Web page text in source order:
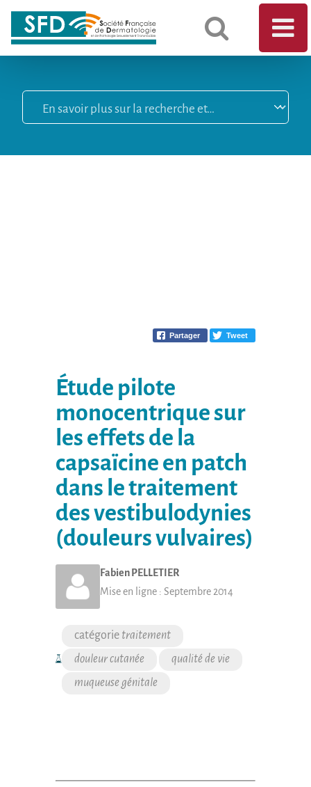
Partager Tweet
Étude pilote
monocentrique sur
les effets de la
capsaïcine en patch
dans le traitement
des vestibulodynies
(douleurs vulvaires)
Fabien PELLETIER
Mise en ligne : Septembre 2014
traitement
douleur cutanée
qualité de vie
muqueuse génitale